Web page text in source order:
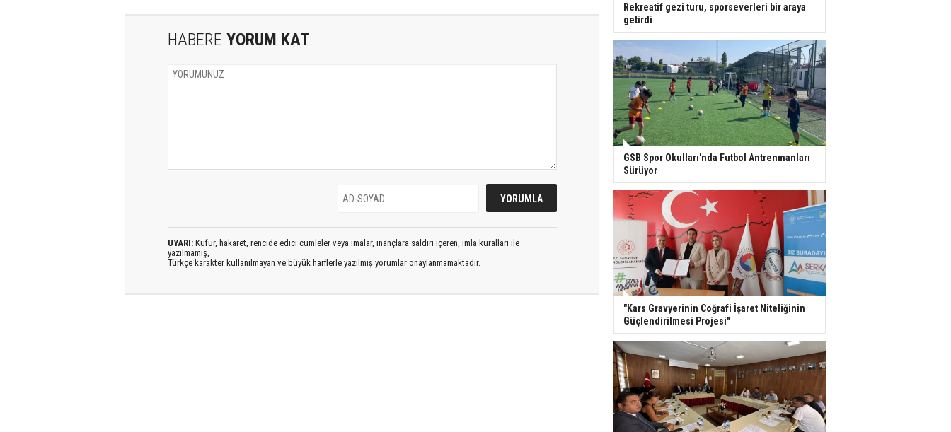
HABERE YORUM KAT
UYARI: Küfür, hakaret, rencide edici cümleler veya imalar, inançlara saldırı içeren, imla kuralları ile
yazılmamış,
Türkçe karakter kullanılmayan ve büyük harflerle yazılmış yorumlar onaylanmamaktadır.
Rekreatif gezi turu, sporseverleri bir araya
getirdi
GSB Spor Okulları'nda Futbol Antrenmanları
Sürüyor
"Kars Gravyerinin Coğrafi İşaret Niteliğinin
Güçlendirilmesi Projesi"